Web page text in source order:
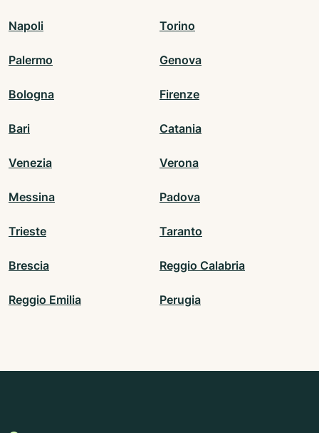
Napoli Torino
Palermo Genova
Bologna Firenze
Bari Catania
Venezia Verona
Messina Padova
Trieste Taranto
Brescia Reggio Calabria
Reggio Emilia Perugia